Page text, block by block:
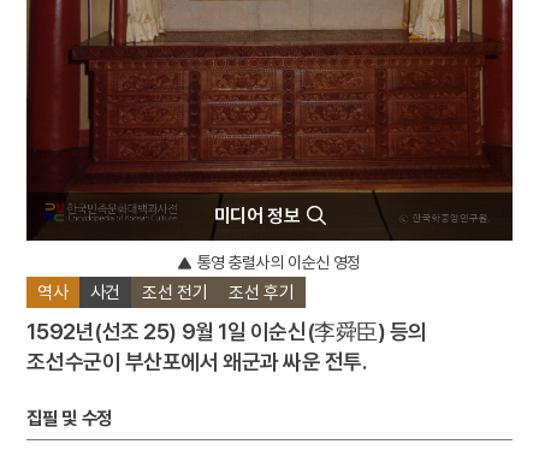
역사 사건 조선 전기 조선 후기
1592년(선조 25) 9월 1일 이순신(李舜臣) 등의
조선수군이 부산포에서 왜군과 싸운 전투.
집필 및 수정
미디어 정보
통영 충렬사의 이순신 영정